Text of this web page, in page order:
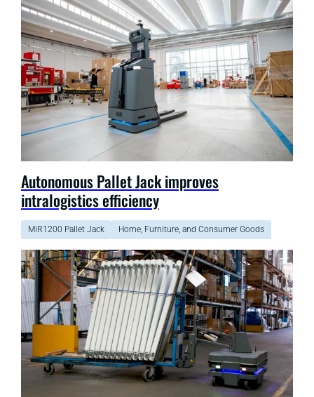
Autonomous Pallet Jack improves
intralogistics efficiency
MiR1200 Pallet Jack Home, Furniture, and Consumer Goods